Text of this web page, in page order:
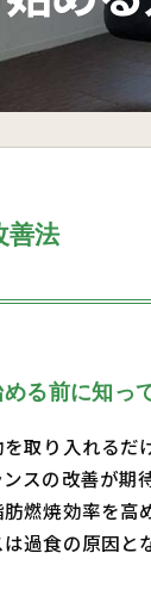
善法
る前に知っ
取り入れるだ
の改善が期
燃焼効率を高
過食の原因